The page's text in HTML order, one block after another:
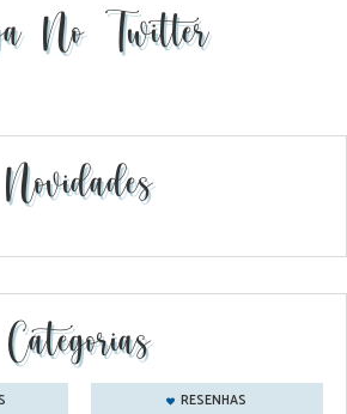
No Twitter
Novidades
Categorias
RESENHAS